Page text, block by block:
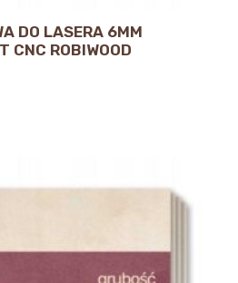
DO LASERA 6MM
ROBIWOOD